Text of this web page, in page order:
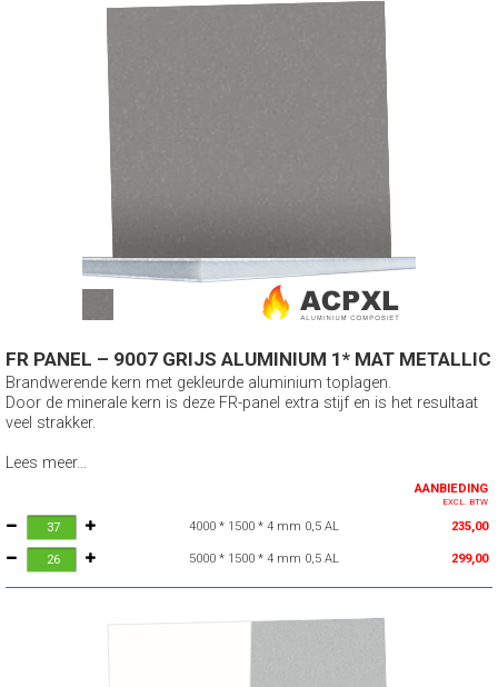
FR PANEL – 9007 GRIJS ALUMINIUM 1* MAT METALLIC
Brandwerende kern met gekleurde aluminium toplagen.
Door de minerale kern is deze FR-panel extra stijf en is het resultaat
veel strakker.
Lees meer...
AANBIEDING
EXCL. BTW
4000 * 1500 * 4 mm 0,5 AL 235,00
5000 * 1500 * 4 mm 0,5 AL 299,00